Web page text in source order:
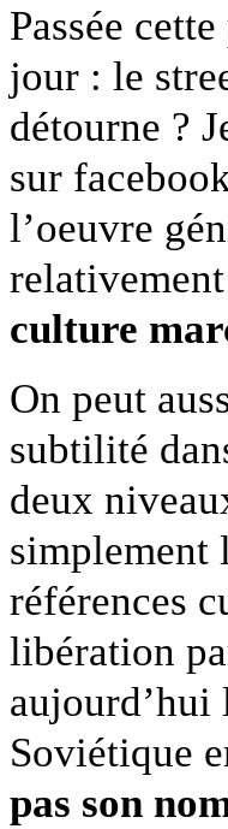
Passée
jour : le
détourne ?
sur
l’oeuvre
culture
On peut
subtilité
deux
simplement
références
libération
aujourd’hui
Soviétique
pas son